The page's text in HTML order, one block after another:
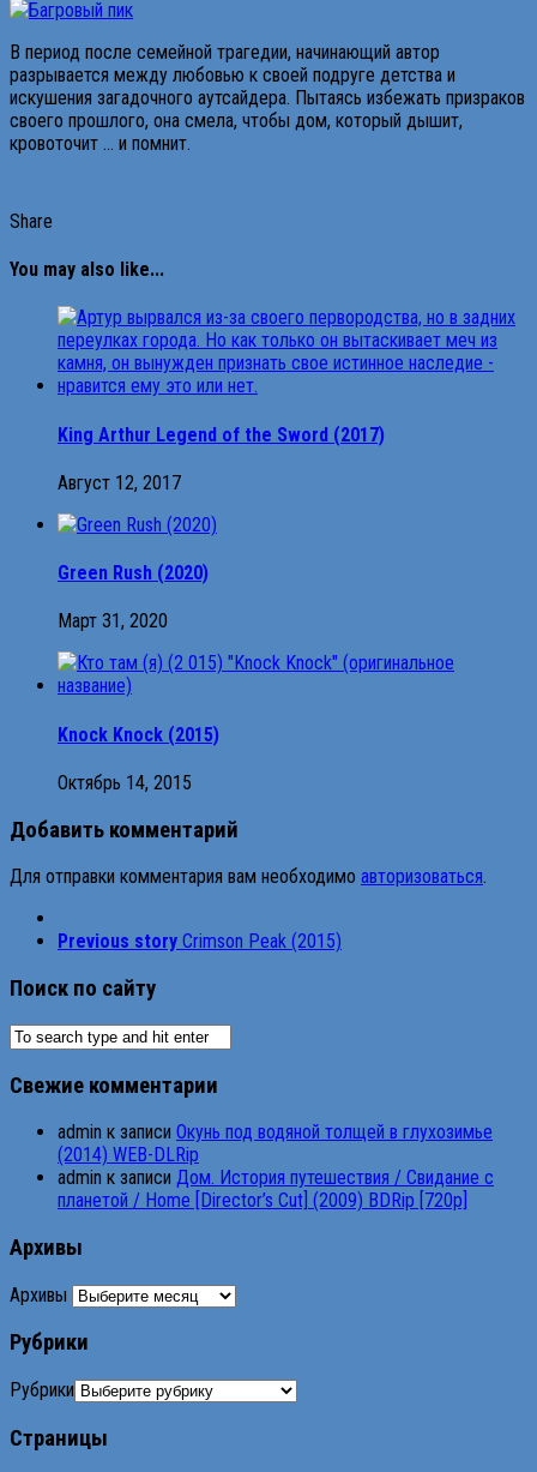
В период после семейной трагедии, начинающий автор
разрывается между любовью к своей подруге детства и
искушения загадочного аутсайдера. Пытаясь избежать призраков
своего прошлого, она смела, чтобы дом, который дышит,
кровоточит … и помнит.
Share
You may also like...
King Arthur Legend of the Sword (2017)
Август 12, 2017
Green Rush (2020)
Март 31, 2020
Knock Knock (2015)
Октябрь 14, 2015
Добавить комментарий
Для отправки комментария вам необходимо авторизоваться.
Previous story Crimson Peak (2015)
Поиск по сайту
Свежие комментарии
admin к записи Окунь под водяной толщей в глухозимье
(2014) WEB-DLRip
admin к записи Дом. История путешествия / Свидание с
планетой / Home [Director’s Cut] (2009) BDRip [720p]
Архивы
Архивы
Рубрики
Рубрики
Страницы